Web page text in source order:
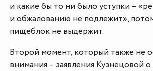
и какие бы то ни было уступки –
и обжалованию не подлежит»,
пищеблок не выдержит.
Второй момент, который также не
внимания – заявления Кузнецовой